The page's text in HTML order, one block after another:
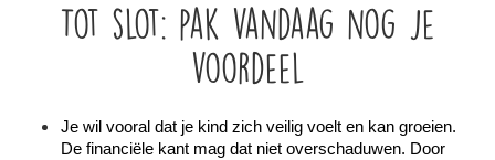
Tot slot: pak vandaag nog je
voordeel
Je wil vooral dat je kind zich veilig voelt en kan groeien.
De financiële kant mag dat niet overschaduwen. Door